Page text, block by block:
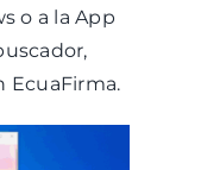
o a la App
EcuaFirma.